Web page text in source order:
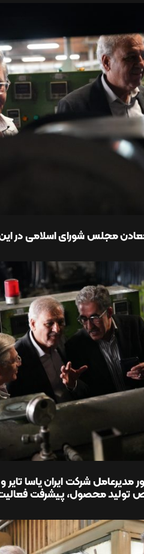
مجلس شورای اسلامی در این
مدیرعامل شرکت ایران یاسا
تولید محصول، پیشرفت